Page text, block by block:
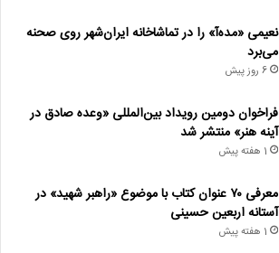
نعیمی «مده‌آ» را در تماشاخانه ایران‌شهر روی صحنه
می‌برد
6 روز پیش
فراخوان دومین رویداد بین‌المللی «وعده صادق در
آینه هنر» منتشر شد
1 هفته پیش
معرفی ۷۰ عنوان کتاب با موضوع «راهبر شهید» در
آستانه اربعین حسینی
1 هفته پیش